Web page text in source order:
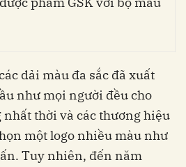
dải màu đa sắc đã xuất
như mọi người đều cho
thời và các thương hiệu
một logo nhiều màu như
Tuy nhiên, đến năm